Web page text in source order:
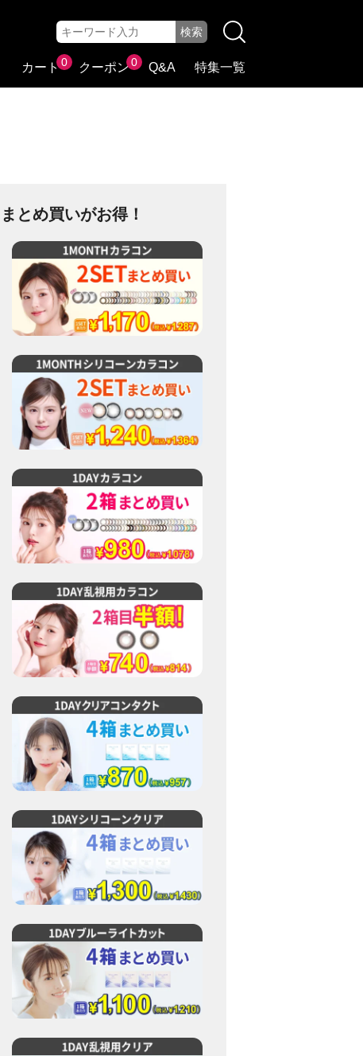
まとめ買いがお得！
カート0 クーポン0 Q&A 特集一覧